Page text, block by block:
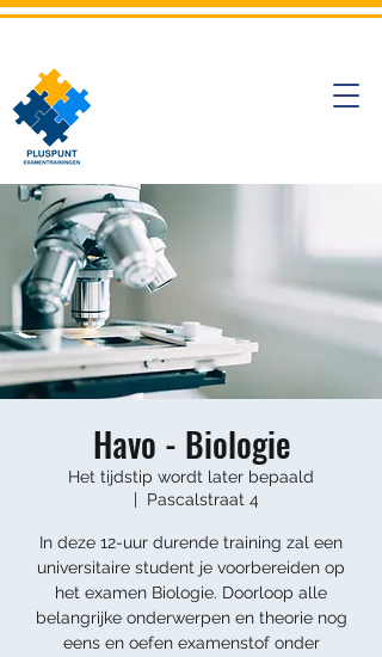
Havo - Biologie
Het tijdstip wordt later bepaald
  |
Pascalstraat 4
In deze 12-uur durende training zal een
universitaire student je voorbereiden op
het examen Biologie. Doorloop alle
belangrijke onderwerpen en theorie nog
eens en oefen examenstof onder